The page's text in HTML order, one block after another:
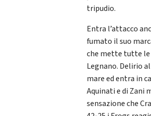
tripudio.
Entra l’attacco
fumato il suo
che mette tutte le
Legnano. Delirio
mare ed entra in
Aquinati e di Zani
sensazione che